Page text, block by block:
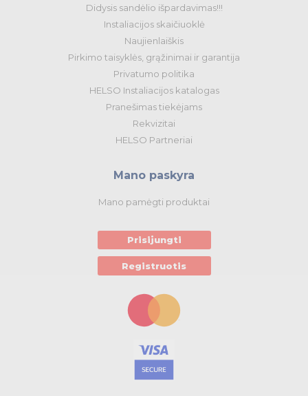
Didysis sandėlio išpardavimas!!!
Instaliacijos skaičiuoklė
Naujienlaiškis
Pirkimo taisyklės, grąžinimai ir garantija
Privatumo politika
HELSO Instaliacijos katalogas
Pranešimas tiekėjams
Rekvizitai
HELSO Partneriai
Mano paskyra
Mano pamėgti produktai
Prisijungti
Registruotis